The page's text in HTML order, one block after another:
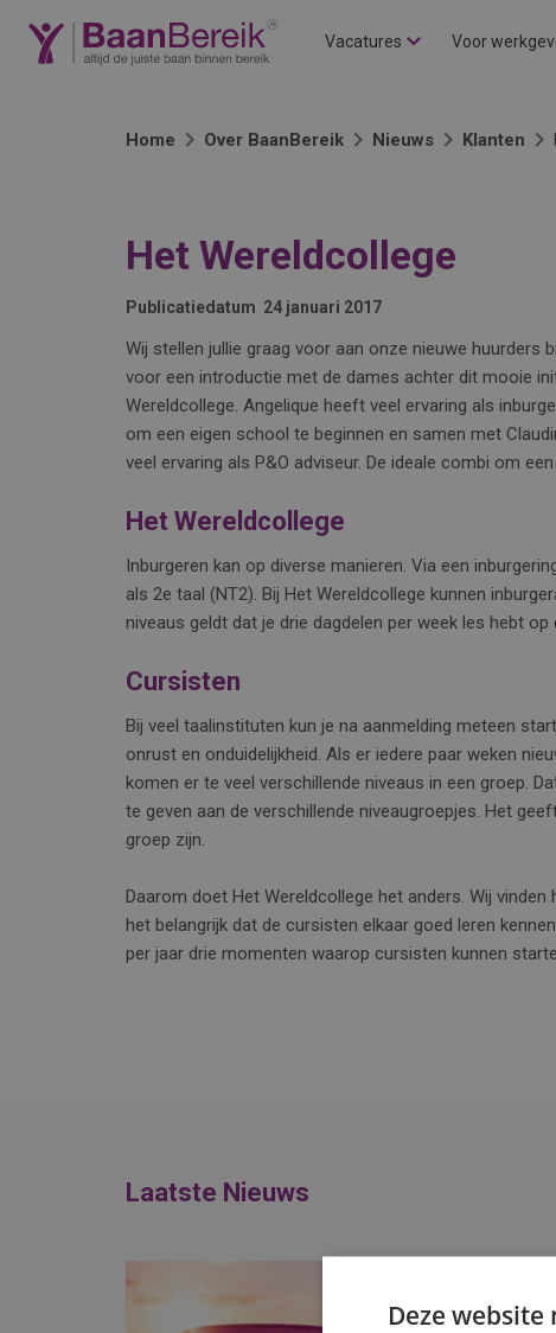
Vacatures Voor
Home Over BaanBereik Nieuws Klanten
Het Wereldcollege
Publicatiedatum 24 januari 2017
Wij stellen jullie graag voor aan onze nieuwe huurders
voor een introductie met de dames achter dit mooie
Wereldcollege. Angelique heeft veel ervaring als
om een eigen school te beginnen en samen met
veel ervaring als P&O adviseur. De ideale combi om
Het Wereldcollege
Inburgeren kan op diverse manieren. Via een
als 2e taal (NT2). Bij Het Wereldcollege kunnen
niveaus geldt dat je drie dagdelen per week les hebt
Cursisten
Bij veel taalinstituten kun je na aanmelding meteen
onrust en onduidelijkheid. Als er iedere paar weken
komen er te veel verschillende niveaus in een groep.
te geven aan de verschillende niveaugroepjes. Het
groep zijn.
Daarom doet Het Wereldcollege het anders. Wij
het belangrijk dat de cursisten elkaar goed leren
per jaar drie momenten waarop cursisten kunnen
Laatste Nieuws
Deze